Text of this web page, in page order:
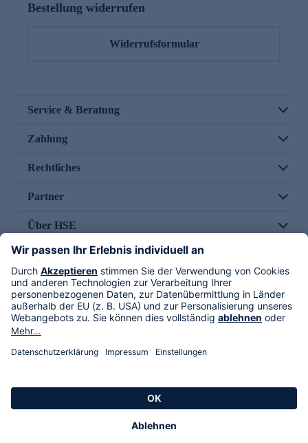
Bestellung widerrufen
Widerrufsformular
Service & Beratung
Zahlung
Rechtliches
Partner
Über HSE
Im TV
HSE International